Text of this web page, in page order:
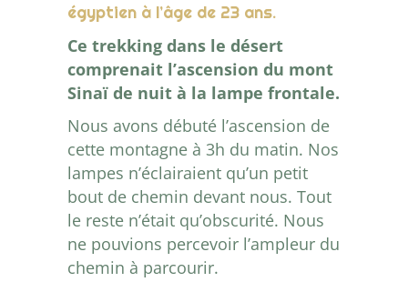
égyptien à l’âge de 23 ans.
Ce trekking dans le désert
comprenait l’ascension du mont
Sinaï de nuit à la lampe frontale.
Nous avons débuté l’ascension de
cette montagne à 3h du matin. Nos
lampes n’éclairaient qu’un petit
bout de chemin devant nous. Tout
le reste n’était qu’obscurité. Nous
ne pouvions percevoir l’ampleur du
chemin à parcourir.